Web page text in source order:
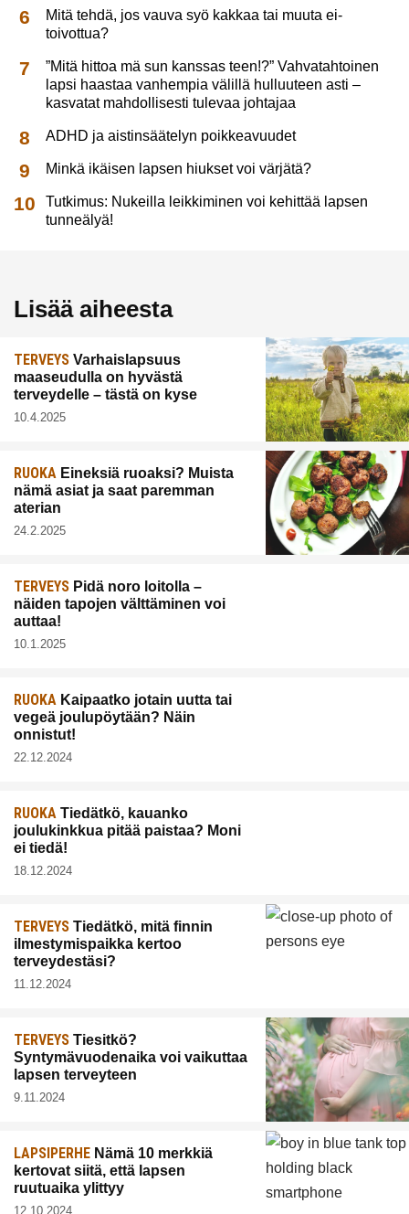
Mitä tehdä, jos vauva syö kakkaa tai muuta ei-
toivottua?
”Mitä hittoa mä sun kanssas teen!?” Vahvatahtoinen
lapsi haastaa vanhempia välillä hulluuteen asti –
kasvatat mahdollisesti tulevaa johtajaa
ADHD ja aistinsäätelyn poikkeavuudet
Minkä ikäisen lapsen hiukset voi värjätä?
Tutkimus: Nukeilla leikkiminen voi kehittää lapsen
tunneälyä!
Lisää aiheesta
TERVEYS Varhaislapsuus
maaseudulla on hyvästä
terveydelle – tästä on kyse
10.4.2025
RUOKA Eineksiä ruoaksi? Muista
nämä asiat ja saat paremman
aterian
24.2.2025
TERVEYS Pidä noro loitolla –
näiden tapojen välttäminen voi
auttaa!
10.1.2025
RUOKA Kaipaatko jotain uutta tai
vegeä joulupöytään? Näin
onnistut!
22.12.2024
RUOKA Tiedätkö, kauanko
joulukinkkua pitää paistaa? Moni
ei tiedä!
18.12.2024
TERVEYS Tiedätkö, mitä finnin
ilmestymispaikka kertoo
terveydestäsi?
11.12.2024
TERVEYS Tiesitkö?
Syntymävuodenaika voi vaikuttaa
lapsen terveyteen
9.11.2024
LAPSIPERHE Nämä 10 merkkiä
kertovat siitä, että lapsen
ruutuaika ylittyy
12.10.2024